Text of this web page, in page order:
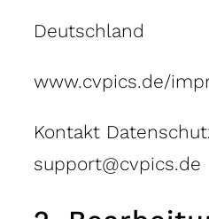
Deutschland
www.cvpics.de/
Kontakt
support@cvpics.de